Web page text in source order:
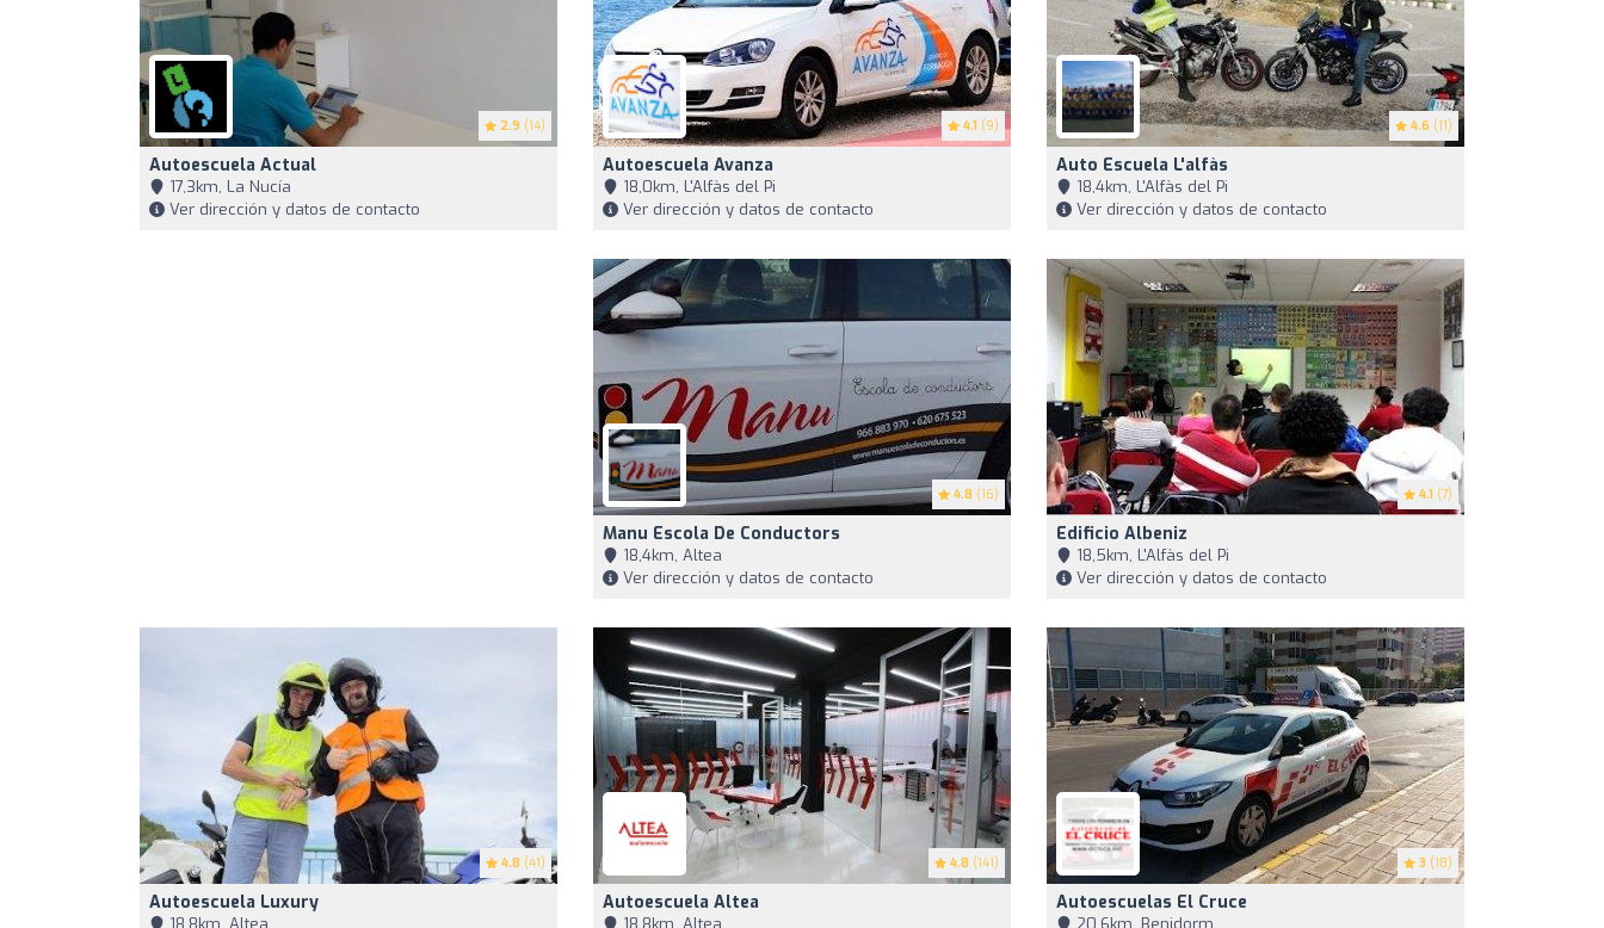
2.9 (14)
Autoescuela Actual
17,3km, La Nucía
Ver dirección y datos de contacto
4.1 (9)
Autoescuela Avanza
18,0km, L'Alfàs del Pi
Ver dirección y datos de contacto
4.6 (11)
Auto Escuela L'alfàs
18,4km, L'Alfàs del Pi
Ver dirección y datos de contacto
4.8 (16)
Manu Escola De Conductors
18,4km, Altea
Ver dirección y datos de contacto
4.1 (7)
Edificio Albeniz
18,5km, L'Alfàs del Pi
Ver dirección y datos de contacto
4.8 (41)
Autoescuela Luxury
4.8 (141)
Autoescuela Altea
3 (18)
Autoescuelas El Cruce